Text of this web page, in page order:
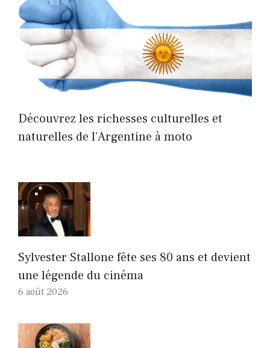
Découvrez les richesses culturelles et
naturelles de l’Argentine à moto
Sylvester Stallone fête ses 80 ans et devient
une légende du cinéma
6 août 2026